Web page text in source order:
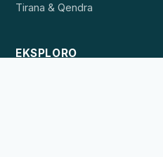
Tirana & Qendra
EKSPLORO